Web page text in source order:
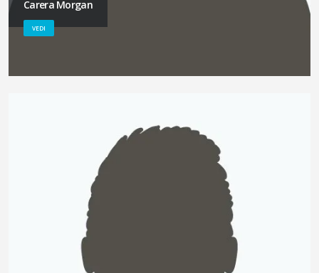
Carera Morgan
VEDI